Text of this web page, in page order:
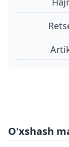
O'xshash